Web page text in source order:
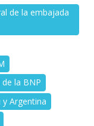
de la embajada
la BNP
y Argentina